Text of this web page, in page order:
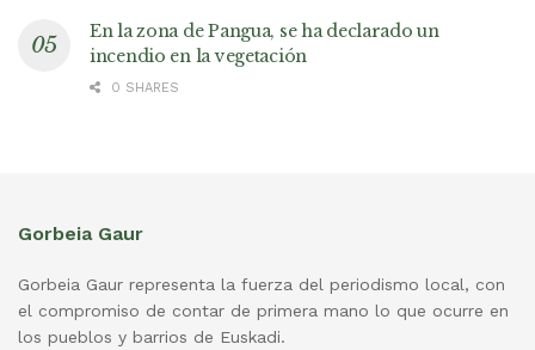
En la zona de Pangua, se ha declarado un
incendio en la vegetación
0 SHARES
Gorbeia Gaur
Gorbeia Gaur representa la fuerza del periodismo local, con
el compromiso de contar de primera mano lo que ocurre en
los pueblos y barrios de Euskadi.